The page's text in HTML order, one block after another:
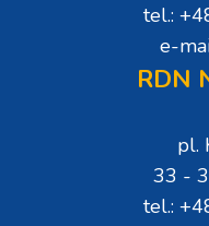
tel.:
e-
RDN
pl.
33 -
tel.: